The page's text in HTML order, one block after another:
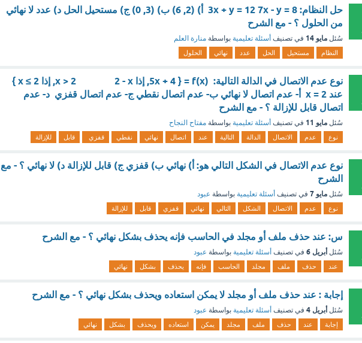
حل النظام: 3x + y = 12 7x - y = 8 أ) (2, 6) ب) (3, 0) ج) مستحيل الحل د) عدد لا نهائي
من الحلول ؟ - مع الشرح
سُئل مايو 14 في تصنيف أسئلة تعليمية بواسطة منارة العلم
النظام مستحيل الحل عدد نهائي الحلول
نوع عدم الاتصال في الدالة التالية: f(x) = { 5x + 4, إذا x > 2 2 - x, إذا x ≤ 2 }
عند x = 2 أ- عدم اتصال لا نهائي ب- عدم اتصال نقطي ج- عدم اتصال قفزي د- عدم
اتصال قابل للإزالة ؟ - مع الشرح
سُئل مايو 11 في تصنيف أسئلة تعليمية بواسطة مفتاح النجاح
نوع عدم الاتصال الدالة التالية عند اتصال نهائي نقطي قفزي قابل للإزالة
نوع عدم الاتصال في الشكل التالي هو: أ) نهائي ب) قفزي ج) قابل للإزالة د) لا نهائي ؟ - مع
الشرح
سُئل مايو 7 في تصنيف أسئلة تعليمية بواسطة عبود
نوع عدم الاتصال الشكل التالي نهائي قفزي قابل للإزالة
س: عند حذف ملف أو مجلد في الحاسب فإنه يحذف بشكل نهائي ؟ - مع الشرح
سُئل أبريل 6 في تصنيف أسئلة تعليمية بواسطة عبود
عند حذف ملف مجلد الحاسب فإنه يحذف بشكل نهائي
إجابة : عند حذف ملف أو مجلد لا يمكن استعاده ويحذف بشكل نهائي ؟ - مع الشرح
سُئل أبريل 4 في تصنيف أسئلة تعليمية بواسطة عبود
إجابة عند حذف ملف مجلد يمكن استعاده ويحذف بشكل نهائي